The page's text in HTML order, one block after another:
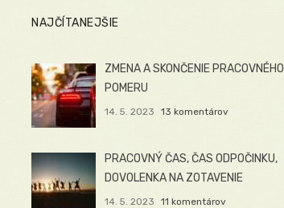
NAJČÍTANEJŠIE
ZMENA A SKONČENIE PRACOVNÉHO
POMERU
14. 5. 2023 13 komentárov
PRACOVNÝ ČAS, ČAS ODPOČINKU,
DOVOLENKA NA ZOTAVENIE
14. 5. 2023 11 komentárov